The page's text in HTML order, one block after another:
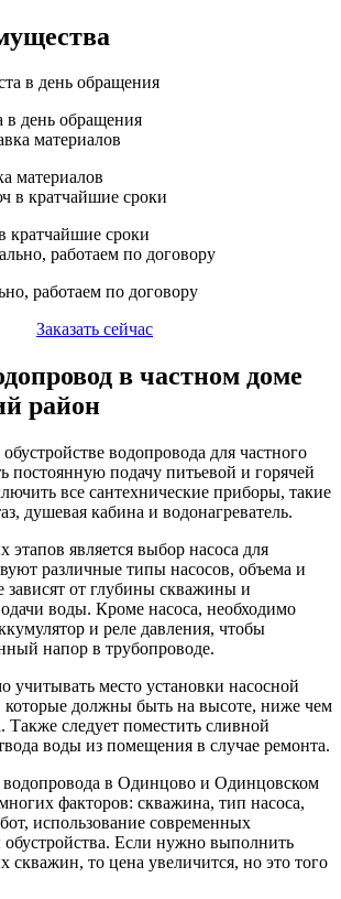
в день обращения
материалов
сроки
работаем по договору
Заказать сейчас
в частном доме
район
водопровода для частного
постоянную подачу питьевой и горячей
все сантехнические приборы, такие
душевая кабина и водонагреватель.
является выбор насоса для
различные типы насосов, объема и
от глубины скважины и
воды. Кроме насоса, необходимо
и реле давления, чтобы
напор в трубопроводе.
учитывать место установки насосной
которые должны быть на высоте, ниже чем
Также следует поместить сливной
воды из помещения в случае ремонта.
водопровода в Одинцово и Одинцовском
факторов: скважина, тип насоса,
использование современных
Если нужно выполнить
скважин, то цена увеличится, но это того